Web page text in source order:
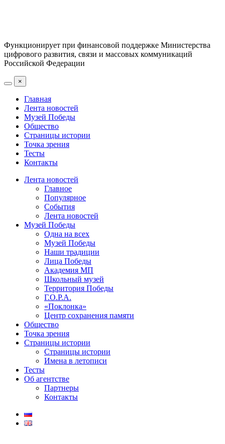
Функционирует при финансовой поддержке Министерства
цифрового развития, связи и массовых коммуникаций
Российской Федерации
×
Главная
Лента новостей
Музей Победы
Общество
Страницы истории
Точка зрения
Тесты
Контакты
Лента новостей
Главное
Популярное
События
Лента новостей
Музей Победы
Одна на всех
Музей Победы
Наши традиции
Лица Победы
Академия МП
Школьный музей
Территория Победы
Г.О.Р.А.
«Поклонка»
Центр сохранения памяти
Общество
Точка зрения
Страницы истории
Страницы истории
Имена в летописи
Тесты
Об агентстве
Партнеры
Контакты